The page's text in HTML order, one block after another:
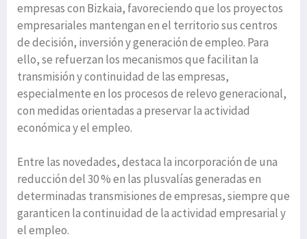
empresas con Bizkaia, favoreciendo que los proyectos
empresariales mantengan en el territorio sus centros
de decisión, inversión y generación de empleo. Para
ello, se refuerzan los mecanismos que facilitan la
transmisión y continuidad de las empresas,
especialmente en los procesos de relevo generacional,
con medidas orientadas a preservar la actividad
económica y el empleo.
Entre las novedades, destaca la incorporación de una
reducción del 30 % en las plusvalías generadas en
determinadas transmisiones de empresas, siempre que
garanticen la continuidad de la actividad empresarial y
el empleo.